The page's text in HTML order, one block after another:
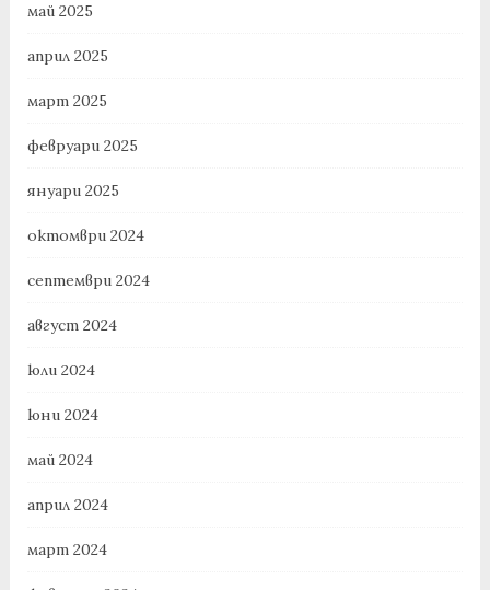
май 2025
април 2025
март 2025
февруари 2025
януари 2025
октомври 2024
септември 2024
август 2024
юли 2024
юни 2024
май 2024
април 2024
март 2024